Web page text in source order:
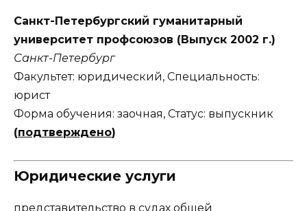
Санкт-Петербургский гуманитарный
университет профсоюзов (Выпуск 2002 г.)
Санкт-Петербург
Факультет: юридический, Специальность:
юрист
Форма обучения: заочная, Статус: выпускник
(подтверждено)
Юридические услуги
представительство в судах общей